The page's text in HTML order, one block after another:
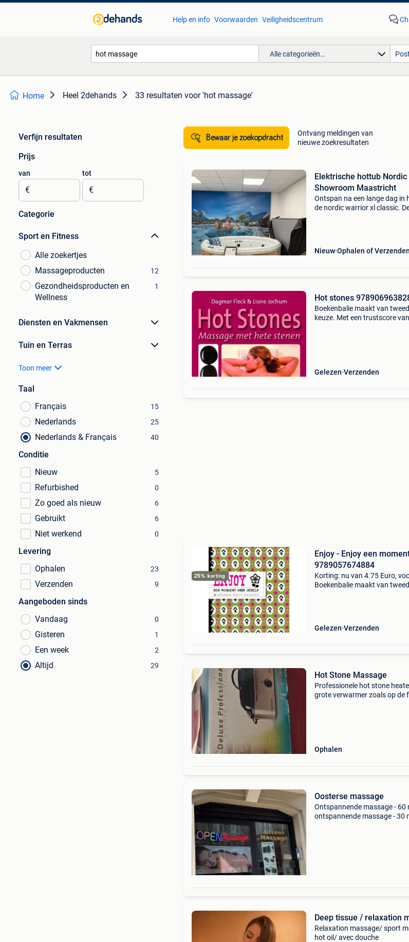
Help en info Voorwaarden Veiligheidscentrum
Alle categorieën…
Home Heel 2dehands 33 resultaten voor 'hot massage'
Verfijn resultaten
Prijs
van
€
tot
€
Categorie
Sport en Fitness
Alle zoekertjes
Massageproducten
12
Gezondheidsproducten en
Wellness
1
Diensten en Vakmensen
Tuin en Terras
Toon meer
Taal
Français
15
Nederlands 25
Nederlands & Français 40
Conditie
Nieuw
5
Refurbished 0
Zo goed als nieuw 6
Gebruikt 6
Niet werkend 0
Levering
Ophalen
23
Verzenden 9
Aangeboden sinds
Vandaag
0
Gisteren 1
Een week 2
Altijd 29
Bewaar je zoekopdracht
Ontvang meldingen van
nieuwe zoekresultaten
Elektrische hottub Nordic
Showroom Maastricht
Ontspan na een lange dag in
de nordic warrior xl classic.
Nieuw Ophalen of Verzenden
Hot stones
Boekenbalie maakt van
keuze. Met een trustscore
Gelezen Verzenden
Enjoy - Enjoy een
9789057674884
Korting: nu van 4.75 Euro,
Boekenbalie maakt van
Gelezen Verzenden
Hot Stone Massage
Professionele hot stone
grote verwarmer zoals op de
Ophalen
Oosterse massage
Ontspannende massage - 60
ontspannende massage - 30
Deep tissue / relaxation
Relaxation massage/ sport
hot oil/ avec douche